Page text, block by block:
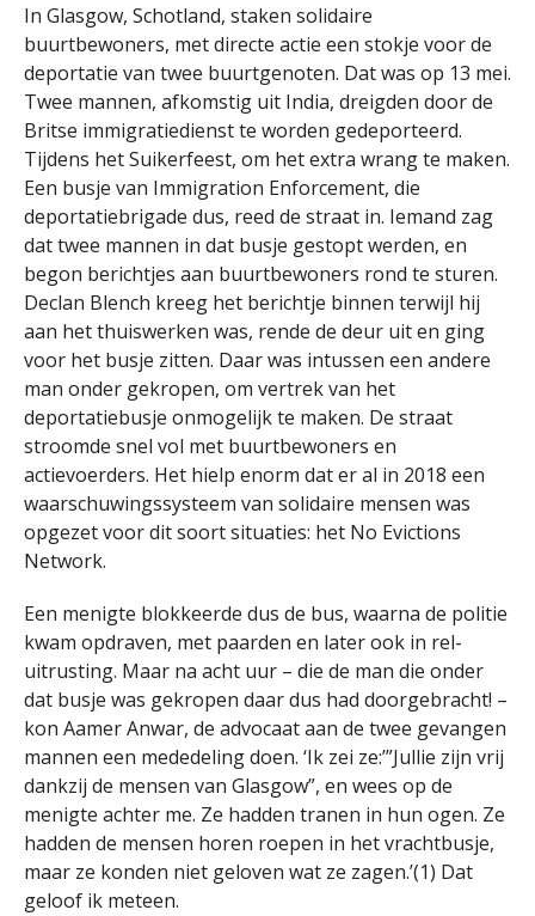
In Glasgow, Schotland, staken solidaire
buurtbewoners, met directe actie een stokje voor de
deportatie van twee buurtgenoten. Dat was op 13 mei.
Twee mannen, afkomstig uit India, dreigden door de
Britse immigratiedienst te worden gedeporteerd.
Tijdens het Suikerfeest, om het extra wrang te maken.
Een busje van Immigration Enforcement, die
deportatiebrigade dus, reed de straat in. Iemand zag
dat twee mannen in dat busje gestopt werden, en
begon berichtjes aan buurtbewoners rond te sturen.
Declan Blench kreeg het berichtje binnen terwijl hij
aan het thuiswerken was, rende de deur uit en ging
voor het busje zitten. Daar was intussen een andere
man onder gekropen, om vertrek van het
deportatiebusje onmogelijk te maken. De straat
stroomde snel vol met buurtbewoners en
actievoerders. Het hielp enorm dat er al in 2018 een
waarschuwingssysteem van solidaire mensen was
opgezet voor dit soort situaties: het No Evictions
Network.
Een menigte blokkeerde dus de bus, waarna de politie
kwam opdraven, met paarden en later ook in rel-
uitrusting. Maar na acht uur – die de man die onder
dat busje was gekropen daar dus had doorgebracht! –
kon Aamer Anwar, de advocaat aan de twee gevangen
mannen een mededeling doen. ‘Ik zei ze:’”Jullie zijn vrij
dankzij de mensen van Glasgow”, en wees op de
menigte achter me. Ze hadden tranen in hun ogen. Ze
hadden de mensen horen roepen in het vrachtbusje,
maar ze konden niet geloven wat ze zagen.’(1) Dat
geloof ik meteen.